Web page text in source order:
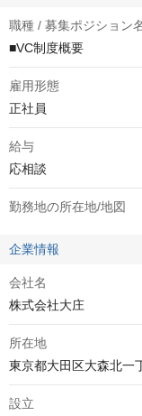
職種 / 募集ポジション
■VC制度概要
雇用形態
正社員
給与
応相談
勤務地の所在地/地図
企業情報
会社名
株式会社大庄
所在地
東京都大田区大森北一
設立